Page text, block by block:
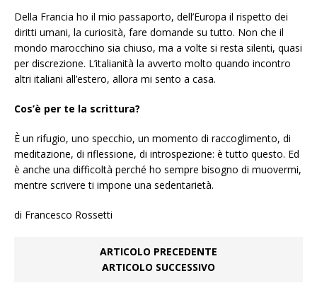
Della Francia ho il mio passaporto, dell’Europa il rispetto dei
diritti umani, la curiosità, fare domande su tutto. Non che il
mondo marocchino sia chiuso, ma a volte si resta silenti, quasi
per discrezione. L’italianità la avverto molto quando incontro
altri italiani all’estero, allora mi sento a casa.
Cos’è per te la scrittura?
È un rifugio, uno specchio, un momento di raccoglimento, di
meditazione, di riflessione, di introspezione: è tutto questo. Ed
è anche una difficoltà perché ho sempre bisogno di muovermi,
mentre scrivere ti impone una sedentarietà.
di Francesco Rossetti
ARTICOLO PRECEDENTE
ARTICOLO SUCCESSIVO